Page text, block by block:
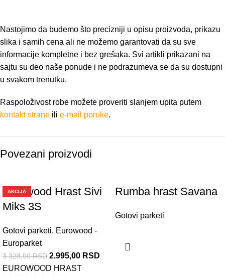
Nastojimo da budemo što precizniji u opisu proizvoda, prikazu
slika i samih cena ali ne možemo garantovati da su sve
informacije kompletne i bez grešaka. Svi artikli prikazani na
sajtu su deo naše ponude i ne podrazumeva se da su dostupni
u svakom trenutku.
Raspoloživost robe možete proveriti slanjem upita putem
kontakt strane ili e-mail poruke.
Povezani proizvodi
AKCIJA
Eurowood Hrast Sivi
Miks 3S
Gotovi parketi, Eurowood -
Europarket
3.328,00RSD 2.995,00 RSD
EUROWOOD HRAST
Rumba hrast Savana
Gotovi parketi